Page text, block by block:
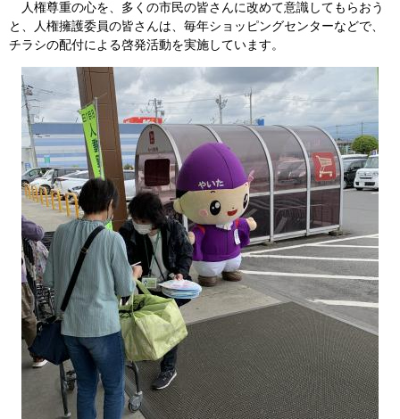
人権尊重の心を、多くの市民の皆さんに改めて意識してもらおう
と、人権擁護委員の皆さんは、毎年ショッピングセンターなどで、
チラシの配付による啓発活動を実施しています。